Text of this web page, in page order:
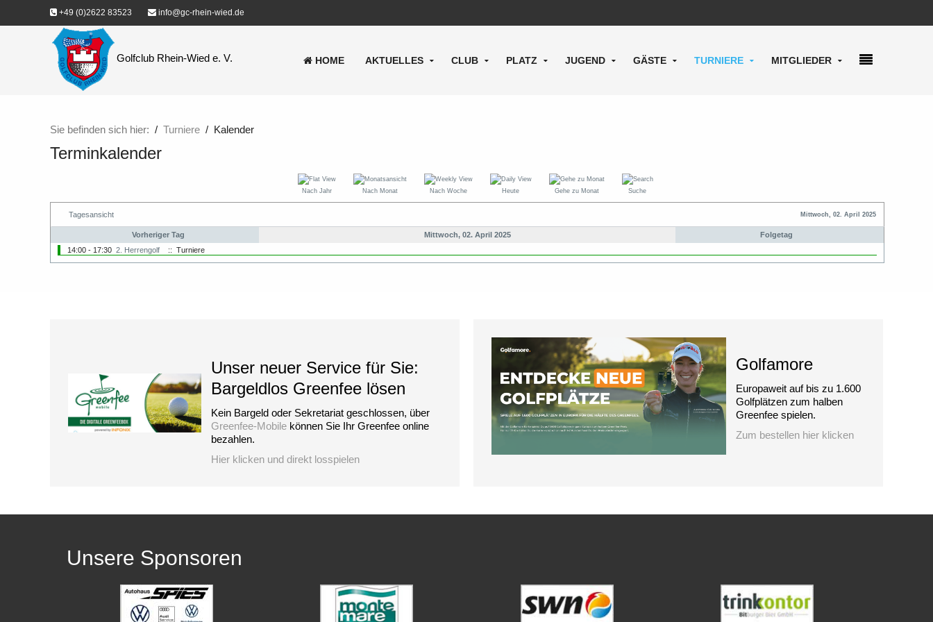
+49 (0)2622 83523 info@gc-rhein-wied.de
Golfclub Rhein-Wied e. V. HOME AKTUELLES CLUB PLATZ JUGEND GÄSTE TURNIERE MITGLIEDER
Sie befinden sich hier: Turniere Kalender
Terminkalender
Nach Jahr Nach Monat Nach Woche Heute Gehe zu Monat Suche
Tagesansicht Mittwoch, 02. April 2025
Vorheriger Tag Mittwoch, 02. April 2025
Folgetag
14:00 - 17:30 2. Herrengolf :: Turniere
Unser neuer Service für Sie:
Bargeldlos Greenfee lösen
Kein Bargeld oder Sekretariat geschlossen, über
Greenfee-Mobile können Sie Ihr Greenfee online
bezahlen.
Hier klicken und direkt losspielen
Golfamore
Europaweit auf bis zu 1.600
Golfplätzen zum halben
Greenfee spielen.
Zum bestellen hier klicken
Unsere Sponsoren